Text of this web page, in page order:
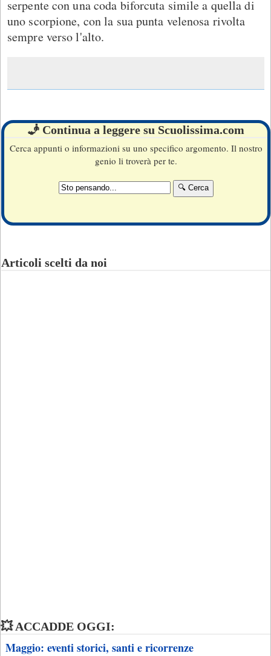
serpente con una coda biforcuta simile a quella di
uno scorpione, con la sua punta velenosa rivolta
sempre verso l'alto.
🧞 Continua a leggere su Scuolissima.com
Cerca appunti o informazioni su uno specifico argomento. Il nostro
genio li troverà per te.
Articoli scelti da noi
💥 ACCADDE OGGI:
Maggio: eventi storici, santi e ricorrenze